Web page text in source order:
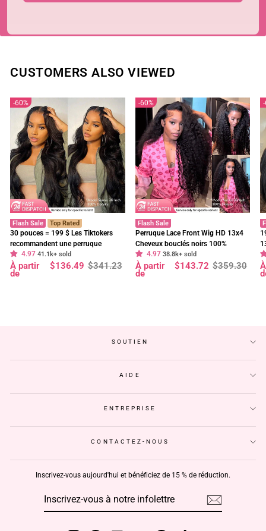
CUSTOMERS ALSO VIEWED
60%
Flash Sale Top Rated
30 pouces = 199 $ Les Tiktokers
recommandent une perruque
frontale en dentelle HD Body Wave
à 180 % de densité, pré-décolorée,
sans colle - Geeta Hair
4.97 41.1k+ sold
Prix
régulier
$341.23
Prix
réduit
À partir
de
$136.49
60%
Flash Sale
Perruque Lace Front Wig HD 13x4
Cheveux bouclés noirs 100%
cheveux humains vierges pré-épilés
- Geeta Hair
4.97 38.8k+ sold
Prix
régulier
$359.30
Prix
réduit
À partir
de
$143.72
SOUTIEN
AIDE
ENTREPRISE
CONTACTEZ-NOUS
Inscrivez-vous aujourd'hui et bénéficiez de 15 % de réduction.
INFOLETTRE